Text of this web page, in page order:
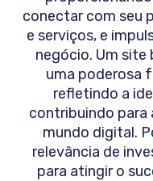
conectar com seu
e serviços, e
negócio. Um site
uma poderosa
refletindo a
contribuindo para
mundo digital.
relevância de
para atingir o